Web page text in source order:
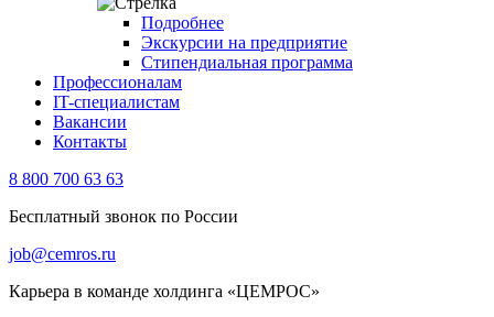
Подробнее
Экскурсии на предприятие
Стипендиальная программа
Профессионалам
IT-специалистам
Вакансии
Контакты
8 800 700 63 63
Бесплатный звонок по России
job@cemros.ru
Карьера в команде холдинга «ЦЕМРОС»